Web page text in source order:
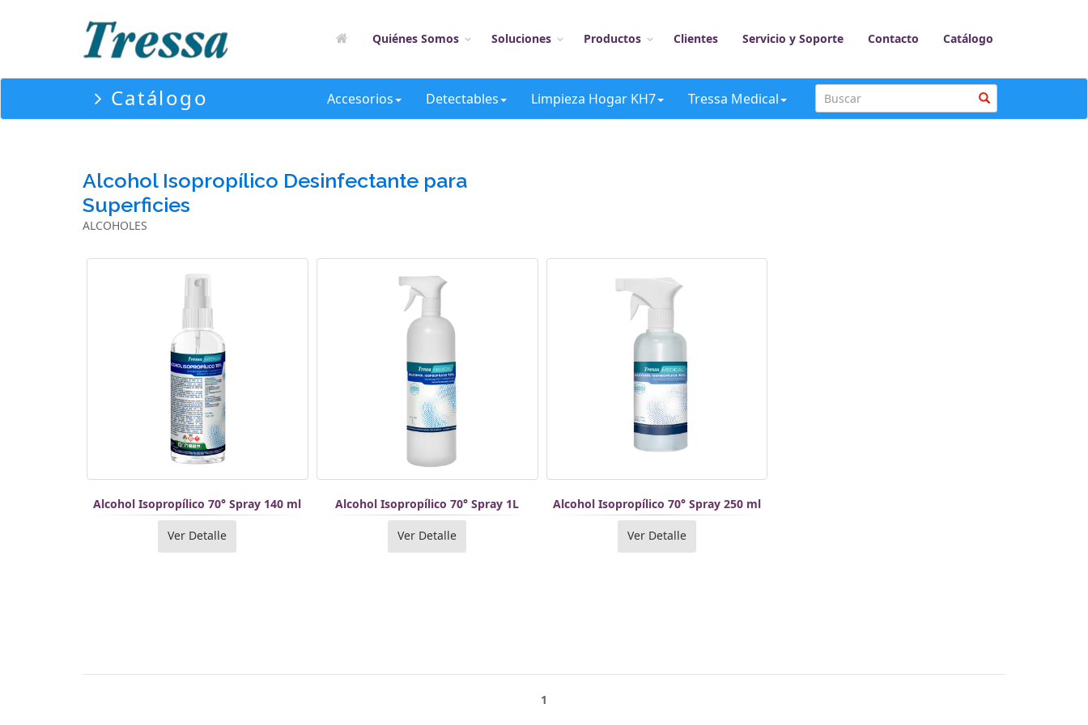
Quiénes Somos Soluciones Productos Clientes Servicio y Soporte Contacto Catálogo
Catálogo Accesorios Detectables Limpieza Hogar KH7 Tressa Medical
Alcohol Isopropílico Desinfectante para
Superficies
ALCOHOLES
Alcohol Isopropílico 70° Spray 140 ml
Ver Detalle
Alcohol Isopropílico 70° Spray 1L
Ver Detalle
Alcohol Isopropílico 70° Spray 250 ml
Ver Detalle
1